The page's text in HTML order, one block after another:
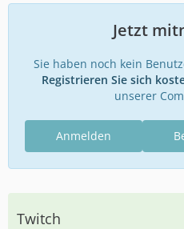
Jetzt
Sie haben noch kein
Registrieren Sie sich
unserer
Anmelden
Twitch